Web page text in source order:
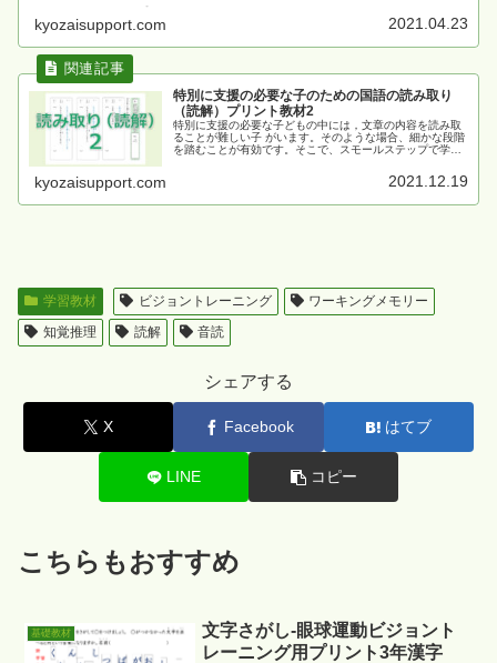
う。ここでは，一文の内容を読み取る問題から用意しまし
kyozaisupport.com 2021.04.23
特別に支援の必要な子のための国語の読み取り
（読解）プリント教材2
特別に支援の必要な子どもの中には，文章の内容を読み取
ることが難しい子 がいます。そのような場合、細かな段階
を踏むことが有効です。そこで、スモールステップで学習
kyozaisupport.com 2021.12.19
学習教材 ビジョントレーニング
ワーキングメモリー
知覚推理
読解 音読
シェアする
X Facebook はてブ
LINE コピー
こちらもおすすめ
基礎教材
文字さがし-眼球運動ビジョント
レーニング用プリント3年漢字